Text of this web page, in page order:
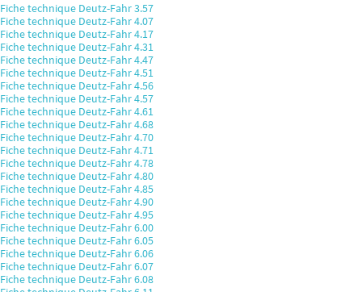
Fiche technique Deutz-Fahr 3.57
Fiche technique Deutz-Fahr 4.07
Fiche technique Deutz-Fahr 4.17
Fiche technique Deutz-Fahr 4.31
Fiche technique Deutz-Fahr 4.47
Fiche technique Deutz-Fahr 4.51
Fiche technique Deutz-Fahr 4.56
Fiche technique Deutz-Fahr 4.57
Fiche technique Deutz-Fahr 4.61
Fiche technique Deutz-Fahr 4.68
Fiche technique Deutz-Fahr 4.70
Fiche technique Deutz-Fahr 4.71
Fiche technique Deutz-Fahr 4.78
Fiche technique Deutz-Fahr 4.80
Fiche technique Deutz-Fahr 4.85
Fiche technique Deutz-Fahr 4.90
Fiche technique Deutz-Fahr 4.95
Fiche technique Deutz-Fahr 6.00
Fiche technique Deutz-Fahr 6.05
Fiche technique Deutz-Fahr 6.06
Fiche technique Deutz-Fahr 6.07
Fiche technique Deutz-Fahr 6.08